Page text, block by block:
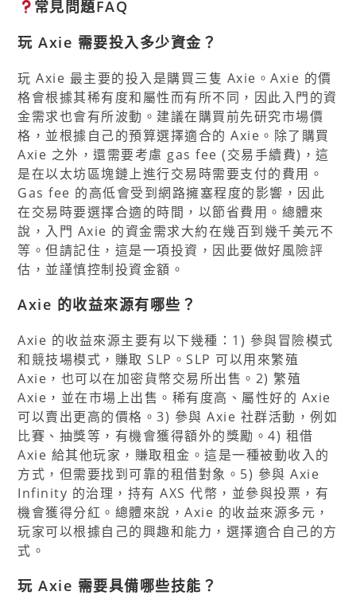
常見問題FAQ
玩 Axie 需要投入多少資金？
玩 Axie 最主要的投入是購買三隻 Axie。Axie 的價
格會根據其稀有度和屬性而有所不同，因此入門的資
金需求也會有所波動。建議在購買前先研究市場價
格，並根據自己的預算選擇適合的 Axie。除了購買
Axie 之外，還需要考慮 gas fee (交易手續費)，這
是在以太坊區塊鏈上進行交易時需要支付的費用。
Gas fee 的高低會受到網路擁塞程度的影響，因此
在交易時要選擇合適的時間，以節省費用。總體來
說，入門 Axie 的資金需求大約在幾百到幾千美元不
等。但請記住，這是一項投資，因此要做好風險評
估，並謹慎控制投資金額。
Axie 的收益來源有哪些？
Axie 的收益來源主要有以下幾種：1) 參與冒險模式
和競技場模式，賺取 SLP。SLP 可以用來繁殖
Axie，也可以在加密貨幣交易所出售。2) 繁殖
Axie，並在市場上出售。稀有度高、屬性好的 Axie
可以賣出更高的價格。3) 參與 Axie 社群活動，例如
比賽、抽獎等，有機會獲得額外的獎勵。4) 租借
Axie 給其他玩家，賺取租金。這是一種被動收入的
方式，但需要找到可靠的租借對象。5) 參與 Axie
Infinity 的治理，持有 AXS 代幣，並參與投票，有
機會獲得分紅。總體來說，Axie 的收益來源多元，
玩家可以根據自己的興趣和能力，選擇適合自己的方
式。
玩 Axie 需要具備哪些技能？